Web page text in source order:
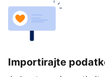
Importirajte